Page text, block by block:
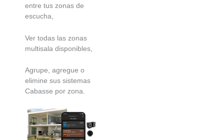
entre tus zonas de
escucha,
Ver todas las zonas
multisala disponibles,
Agrupe, agregue o
elimine sus sistemas
Cabasse por zona.